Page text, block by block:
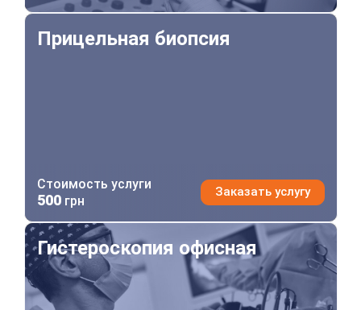
Прицельная биопсия
Прицельная биопсия
Стоимость услуги
500грн
Заказать услугу
Гистероскопия офисная
Гистероскопия офисная